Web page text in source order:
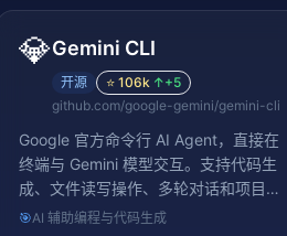
💎Gemini CLI
开源 ⭐ 106k ↑+5
github.com/google-gemini/gemini-cli
Google 官方命令行 AI Agent，直接在
终端与 Gemini 模型交互。支持代码生
成、文件读写操作、多轮对话和项目上
下文理解，无需离开命令行即可完成编
🎯AI 辅助编程与代码生成